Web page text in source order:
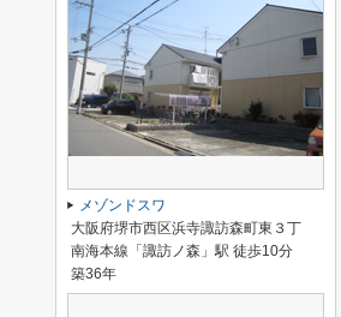
メゾンドスワ
大阪府堺市西区浜寺諏訪森町東３丁
南海本線「諏訪ノ森」駅 徒歩10分
築36年